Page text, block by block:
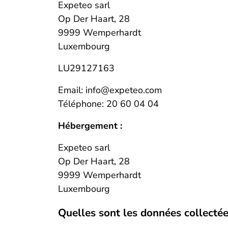
Expeteo sarl
Op Der Haart, 28
9999 Wemperhardt
Luxembourg
LU29127163
Email: info@expeteo.com
Téléphone: 20 60 04 04
Hébergement :
Expeteo sarl
Op Der Haart, 28
9999 Wemperhardt
Luxembourg
Quelles sont les données